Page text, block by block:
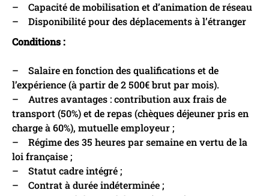
– Capacité de mobilisation et d’animation de réseau
– Disponibilité pour des déplacements à l’étranger
Conditions :
– Salaire en fonction des qualifications et de
l’expérience (à partir de 2 500€ brut par mois).
– Autres avantages : contribution aux frais de
transport (50%) et de repas (chèques déjeuner pris en
charge à 60%), mutuelle employeur ;
– Régime des 35 heures par semaine en vertu de la
loi française ;
– Statut cadre intégré ;
– Contrat à durée indéterminée ;